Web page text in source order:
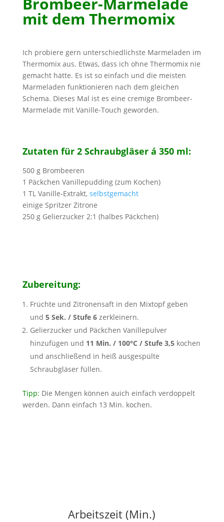
mit dem Thermomix
Ich probiere gern unterschiedlichste Marmeladen im
Thermomix aus. Etwas, dass ich ohne Thermomix nie
gemacht hätte. Es ist so einfach und die meisten
Marmeladen funktionieren nach dem gleichen
Schema. Dieses Mal ist es eine cremige Brombeer-
Marmelade mit Vanille-Touch geworden.
Zutaten für 2 Schraubgläser á 350 ml:
500 g Brombeeren
1 Päckchen Vanillepudding (zum Kochen)
1 TL Vanille-Extrakt, selbstgemacht
einige Spritzer Zitrone
250 g Gelierzucker 2:1 (halbes Päckchen)
Zubereitung:
Früchte und Zitronensaft in den Mixtopf geben
und5 Sek. / Stufe 6 zerkleinern.
Gelierzucker und Päckchen Vanillepulver
hinzufügen und 11 Min. / 100°C / Stufe 3,5 kochen
und anschließend in heiß ausgespülte
Schraubgläser füllen.
Tipp: Die Mengen können auich einfach verdoppelt
werden. Dann einfach 13 Min. kochen.
Arbeitszeit (Min.)